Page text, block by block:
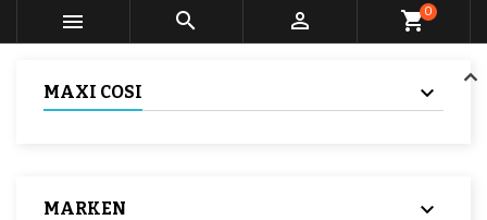
   shopping_cart0
MAXI COSI
MARKEN